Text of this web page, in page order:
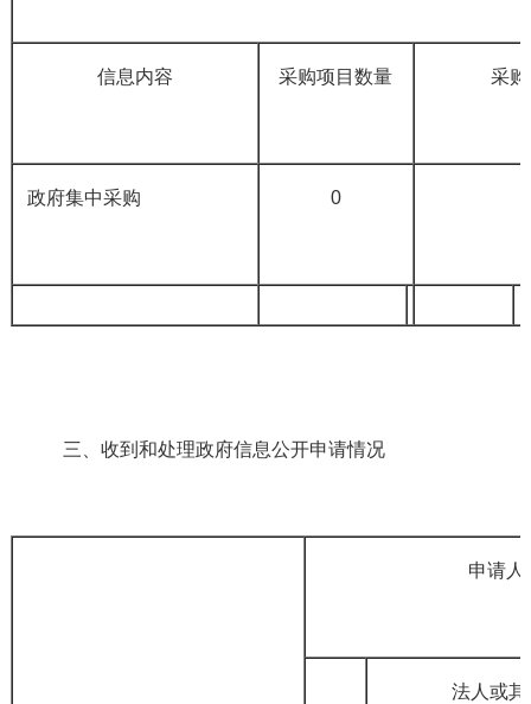
信息内容 采购项目数量 采
政府集中采购 0
三、收到和处理政府信息公开申请情况
申请人
法人或